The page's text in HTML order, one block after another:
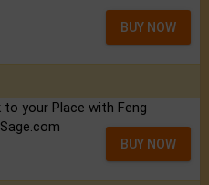
BUY NOW
to your Place with Feng
BUY NOW